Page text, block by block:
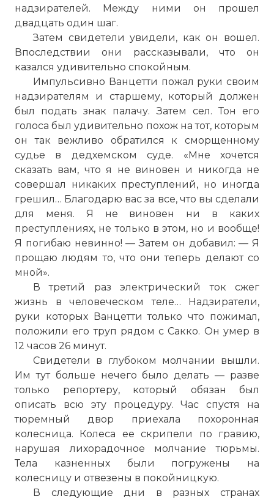
надзирателей. Между ними он прошел
двадцать один шаг.
Затем свидетели увидели, как он вошел.
Впоследствии они рассказывали, что он
казался удивительно спокойным.
Импульсивно Ванцетти пожал руки своим
надзирателям и старшему, который должен
был подать знак палачу. Затем сел. Тон его
голоса был удивительно похож на тот, которым
он так вежливо обратился к сморщенному
судье в дедхемском суде. «Мне хочется
сказать вам, что я не виновен и никогда не
совершал никаких преступлений, но иногда
грешил… Благодарю вас за все, что вы сделали
для меня. Я не виновен ни в каких
преступлениях, не только в этом, но и вообще!
Я погибаю невинно! — Затем он добавил: — Я
прощаю людям то, что они теперь делают со
мной».
В третий раз электрический ток сжег
жизнь в человеческом теле… Надзиратели,
руки которых Ванцетти только что пожимал,
положили его труп рядом с Сакко. Он умер в
12 часов 26 минут.
Свидетели в глубоком молчании вышли.
Им тут больше нечего было делать — разве
только репортеру, который обязан был
описать всю эту процедуру. Час спустя на
тюремный двор приехала похоронная
колесница. Колеса ее скрипели по гравию,
нарушая лихорадочное молчание тюрьмы.
Тела казненных были погружены на
колесницу и отвезены в покойницкую.
В следующие дни в разных странах